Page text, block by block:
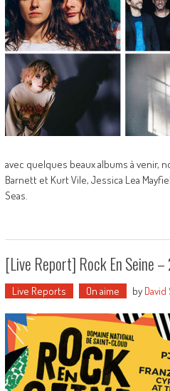
avec quelques beaux albums à venir,
Barnett et Kurt Vile, Jessica Lea
Seas.
[Live Report] Rock En Seine
Live Reports On aime by